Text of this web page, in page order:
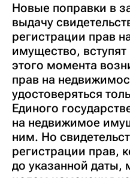
Новые поправки в
выдачу
регистрации прав
имущество,
этого момента
прав на
удостоверяться
Единого
на недвижимое
ним. Но
регистрации прав,
до указанной даты,